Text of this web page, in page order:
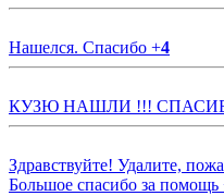
Нашелся. Спасибо +4
КУЗЮ НАШЛИ !!!
Здравствуйте! Удалите,
Большое спасибо за помощь